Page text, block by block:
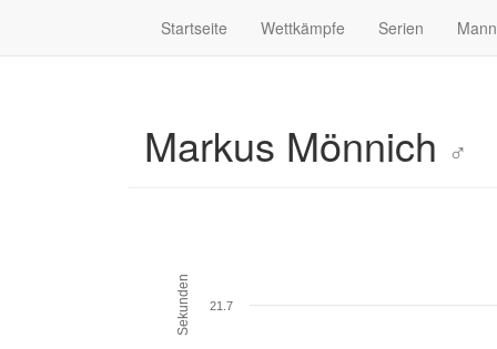
Startseite Wettkämpfe Serien
Markus Mönnich ♂
Sekunden 21.7